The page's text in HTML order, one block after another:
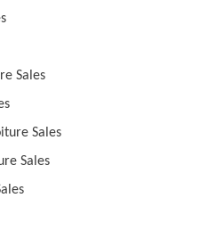
Sales
Sales
Sales